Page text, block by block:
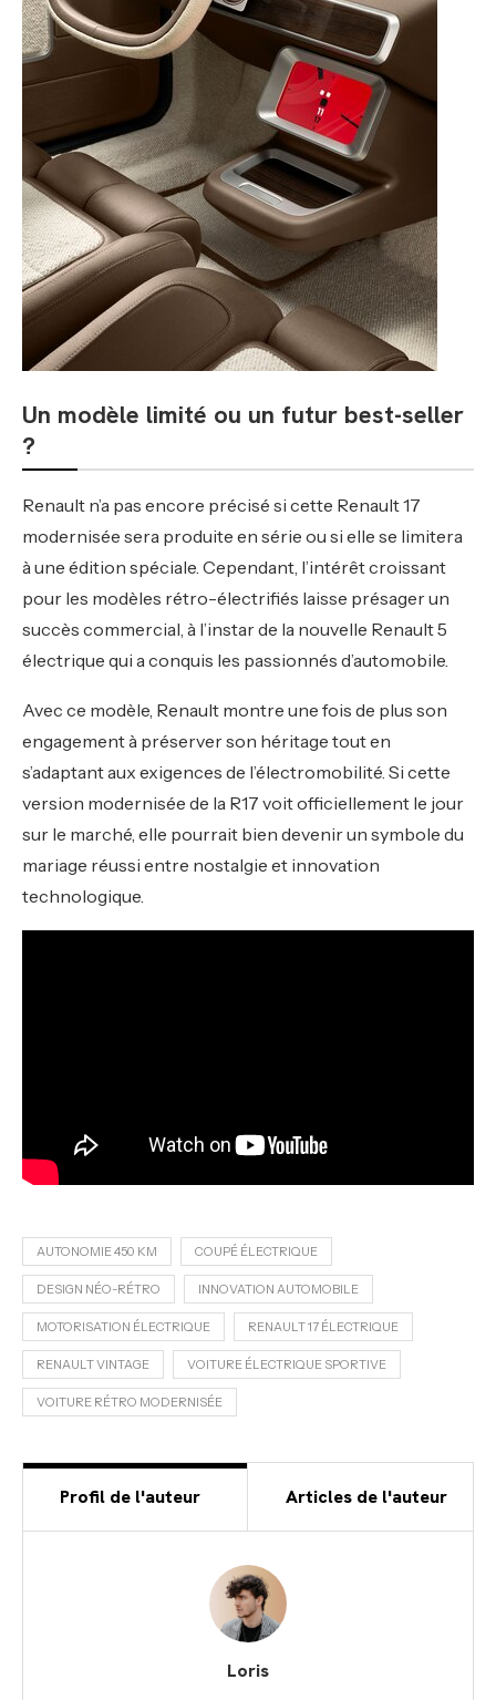
Un modèle limité ou un futur best-seller
?
Renault n’a pas encore précisé si cette Renault 17
modernisée sera produite en série ou si elle se limitera
à une édition spéciale. Cependant, l’intérêt croissant
pour les modèles rétro-électrifiés laisse présager un
succès commercial, à l’instar de la nouvelle Renault 5
électrique qui a conquis les passionnés d’automobile.
Avec ce modèle, Renault montre une fois de plus son
engagement à préserver son héritage tout en
s’adaptant aux exigences de l’électromobilité. Si cette
version modernisée de la R17 voit officiellement le jour
sur le marché, elle pourrait bien devenir un symbole du
mariage réussi entre nostalgie et innovation
technologique.
AUTONOMIE 450 KM COUPÉ ÉLECTRIQUE
DESIGN NÉO-RÉTRO INNOVATION AUTOMOBILE
MOTORISATION ÉLECTRIQUE RENAULT 17 ÉLECTRIQUE
RENAULT VINTAGE VOITURE ÉLECTRIQUE SPORTIVE
VOITURE RÉTRO MODERNISÉE
Profil de l'auteur Articles de l'auteur
Loris